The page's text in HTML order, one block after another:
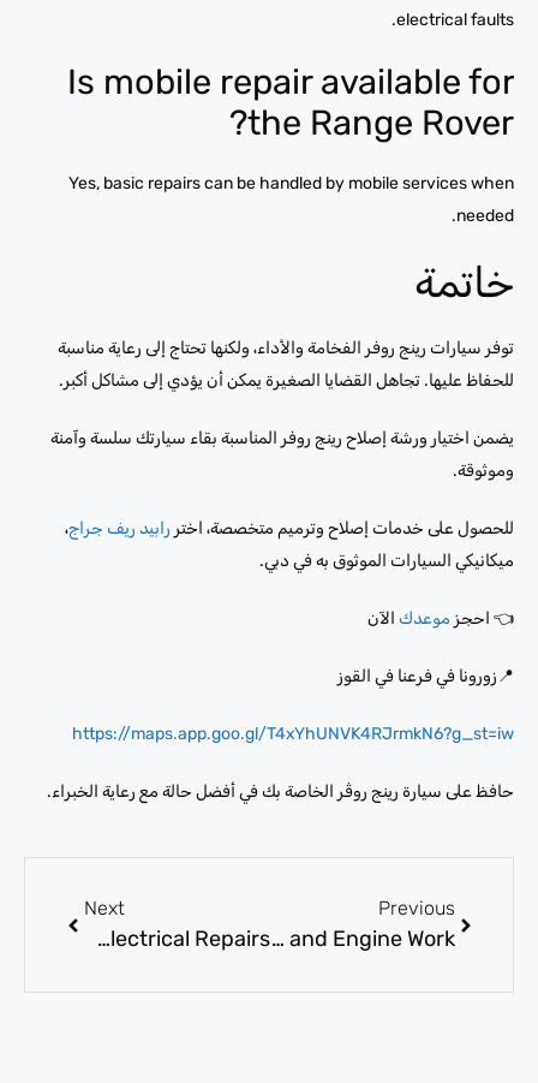
electrical faults.
Is mobile repair available for
the Range Rover?
Yes, basic repairs can be handled by mobile services when
needed.
خاتمة
توفر سيارات رينج روفر الفخامة والأداء، ولكنها تحتاج إلى رعاية مناسبة
للحفاظ عليها. تجاهل القضايا الصغيرة يمكن أن يؤدي إلى مشاكل أكبر.
يضمن اختيار ورشة إصلاح رينج روفر المناسبة بقاء سيارتك سلسة وآمنة
وموثوقة.
للحصول على خدمات إصلاح وترميم متخصصة، اختر رابيد ريف جراج،
ميكانيكي السيارات الموثوق به في دبي.
👈 احجز موعدك الآن
📍زورونا في فرعنا في القوز
https://maps.app.goo.gl/T4xYhUNVK4RJrmkN6?g_st=iw
حافظ على سيارة رينج روڤر الخاصة بك في أفضل حالة مع رعاية الخبراء.
Previous
Mercedes Mechanic for Specialized Diagnostics and Engine Work
Next
Mercedes Benz Workshop for Suspension, Brake, and Electrical Repairs